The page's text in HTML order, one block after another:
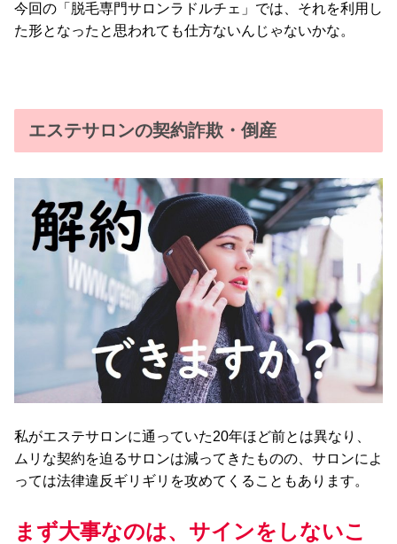
今回の「脱毛専門サロンラドルチェ」では、それを利用し
た形となったと思われても仕方ないんじゃないかな。
エステサロンの契約詐欺・倒産
私がエステサロンに通っていた20年ほど前とは異なり、
ムリな契約を迫るサロンは減ってきたものの、サロンによ
っては法律違反ギリギリを攻めてくることもあります。
まず大事なのは、サインをしないこ